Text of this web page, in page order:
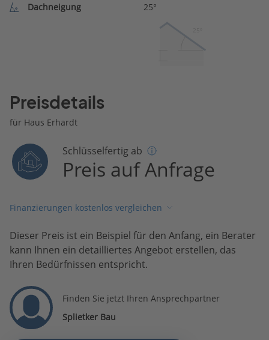
Dachneigung
25°
Preisdetails
für Haus Erhardt
Schlüsselfertig ab
Preis auf Anfrage
Finanzierungen kostenlos vergleichen
Dieser Preis ist ein Beispiel für den Anfang, ein Berater
kann Ihnen ein detailliertes Angebot erstellen, das
Ihren Bedürfnissen entspricht.
Finden Sie jetzt Ihren Ansprechpartner
Splietker Bau